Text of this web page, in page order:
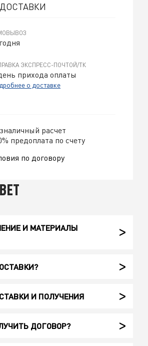
ЭКСПРЕСС-ПОЧТОЙ/ТК
прихода оплаты
о доставке
расчет
предоплата по счету
по договору
И МАТЕРИАЛЫ
И ПОЛУЧЕНИЯ
ДОГОВОР?